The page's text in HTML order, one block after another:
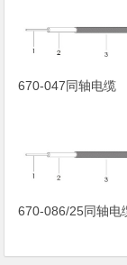
670-047同轴电缆
670-086/25同轴电